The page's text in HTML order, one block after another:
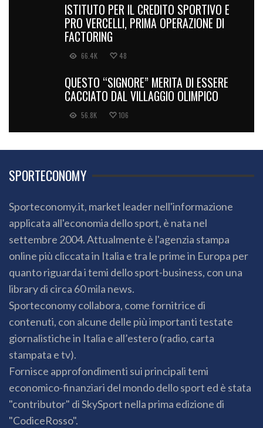
ISTITUTO PER IL CREDITO SPORTIVO E
PRO VERCELLI, PRIMA OPERAZIONE DI
FACTORING
66.4K 48
QUESTO “SIGNORE” MERITA DI ESSERE
CACCIATO DAL VILLAGGIO OLIMPICO
56.8K 106
SPORTECONOMY
Sporteconomy.it, market leader nell'informazione
applicata all'economia dello sport, è nata nel
settembre 2004. Attualmente è l'agenzia stampa
online più cliccata in Italia e tra le prime in Europa per
quanto riguarda i temi dello sport-business, con una
library di circa 60 mila news.
Sporteconomy collabora, come fornitrice di
contenuti, con alcune delle più importanti testate
giornalistiche in Italia e all’estero (radio, carta
stampata e tv).
Fornisce approfondimenti sui principali temi
economico-finanziari del mondo dello sport ed è stata
"contributor" di SkySport nella prima edizione di
"CodiceRosso".